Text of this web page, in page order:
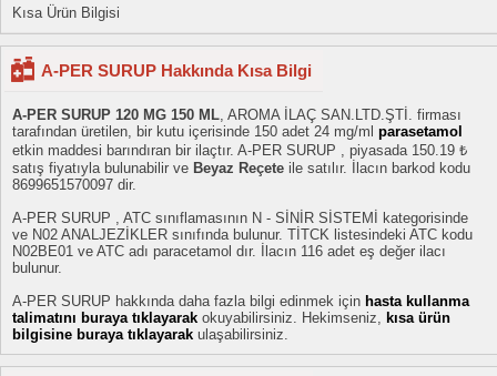
Kısa Ürün Bilgisi
A-PER SURUP Hakkında Kısa Bilgi
A-PER SURUP 120 MG 150 ML , AROMA İLAÇ SAN.LTD.ŞTİ. firması
tarafından üretilen, bir kutu içerisinde 150 adet 24 mg/ml parasetamol
etkin maddesi barındıran bir ilaçtır. A-PER SURUP , piyasada 150.19 ₺
satış fiyatıyla bulunabilir ve Beyaz Reçete ile satılır. İlacın barkod kodu
8699651570097 dir.
A-PER SURUP , ATC sınıflamasının N - SİNİR SİSTEMİ kategorisinde
ve N02 ANALJEZİKLER sınıfında bulunur. TİTCK listesindeki ATC kodu
N02BE01 ve ATC adı paracetamol dır. İlacın 116 adet eş değer ilacı
bulunur.
A-PER SURUP hakkında daha fazla bilgi edinmek için hasta kullanma
talimatını buraya tıklayarak okuyabilirsiniz. Hekimseniz,
kısa ürün
bilgisine buraya tıklayarak ulaşabilirsiniz.